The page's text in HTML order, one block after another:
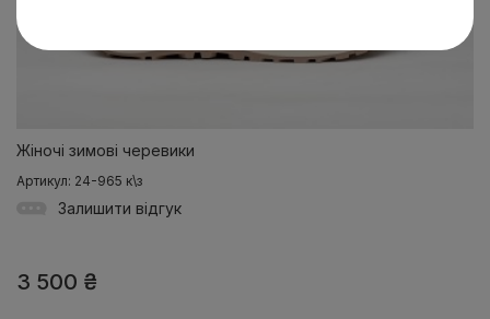
Жіночі зимові черевики
Артикул: 24-965 к\з
Залишити відгук
3 500 ₴